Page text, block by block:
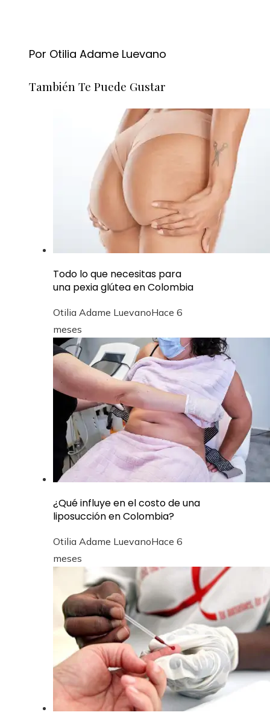
Por Otilia Adame Luevano
También Te Puede Gustar
Todo lo que necesitas para
una pexia glútea en Colombia
Otilia Adame LuevanoHace 6
meses
¿Qué influye en el costo de una
liposucción en Colombia?
Otilia Adame LuevanoHace 6
meses